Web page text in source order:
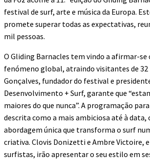
festival de surf, arte e música da Europa.
promete superar todas as expectativas,
mil pessoas.
O Gliding Barnacles tem vindo a afirmar-se
fenómeno global, atraindo visitantes de 32
Gonçalves, fundador do festival e
Desenvolvimento + Surf, garante que
maiores do que nunca”. A programação
descrita como a mais ambiciosa até à data,
abordagem única que transforma o surf
criativa. Clovis Donizetti e Ambre Victoire,
surfistas, irão apresentar o seu estilo em